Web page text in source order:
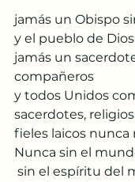
jamás un Obispo
y el pueblo de Dios
jamás un
compañeros
y todos Unidos
sacerdotes,
fieles laicos nunca
Nunca sin el